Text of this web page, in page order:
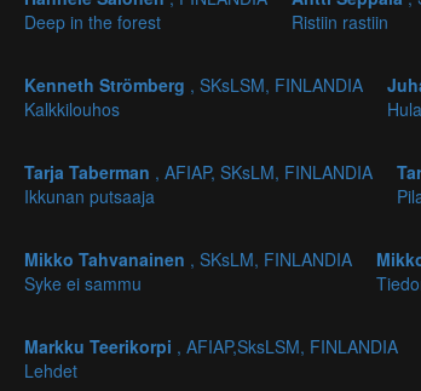
Deep in the forest
Ristiin rastiin
Kenneth Strömberg , SKsLSM, FINLANDIA
Kalkkilouhos
Tarja Taberman , AFIAP, SKsLM, FINLANDIA
Ikkunan putsaaja
Mikko Tahvanainen , SKsLM, FINLANDIA
Syke ei sammu
Markku Teerikorpi , AFIAP,SksLSM, FINLANDIA
Lehdet